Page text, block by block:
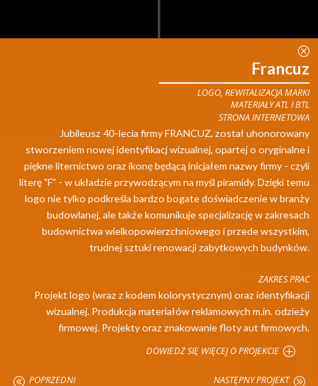
Q
Francuz
LOGO, REWITALIZACJA MARKI
MATERIAŁY ATL I BTL
STRONA INTERNETOWA
Jubileusz 40-lecia firmy FRANCUZ, został uhonorowany
stworzeniem nowej identyfikacj wizualnej, opartej o oryginalne i
piękne liternictwo oraz ikonę będącą inicjałem nazwy firmy - czyli
literę "F" - w układzie przywodzącym na myśl piramidy. Dzięki temu
logo nie tylko podkreśla bardzo bogate doświadczenie w branży
budowlanej, ale także komunikuje specjalizację w zakresach
budownictwa wielkopowierzchniowego i przede wszystkim,
trudnej sztuki renowacji zabytkowych budynków.
ZAKRES PRAC
Projekt logo (wraz z kodem kolorystycznym) oraz identyfikacji
wizualnej. Produkcja materiałów reklamowych m.in. odzieży
firmowej. Projekty oraz znakowanie floty aut firmowych.
DOWIEDZ SIĘ WIĘCEJ O PROJEKCIE
@ POPRZEDNI NASTĘPNY PROJEKT A